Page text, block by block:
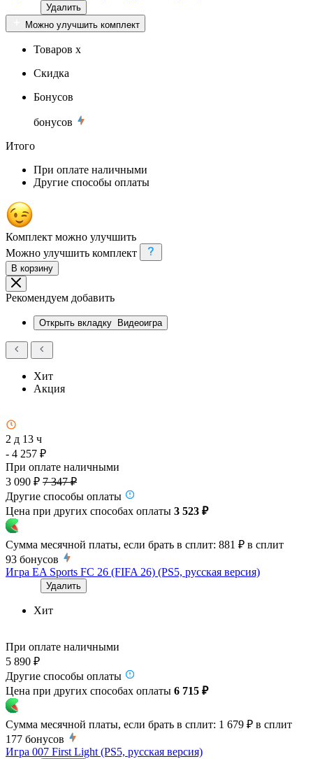
Удалить
Можно улучшить комплект
Товаров x
Скидка
Бонусов
бонусов
Итого
При оплате наличными
Другие способы оплаты
Комплект можно улучшить
Можно улучшить комплект
В корзину
Рекомендуем добавить
Открыть вкладку Видеоигра
Хит
Акция
2 д 13 ч
- 4 257 ₽
При оплате наличными
3 090 ₽ 7 347 ₽
Другие способы оплаты
Цена при других способах оплаты 3 523 ₽
Сумма месячной платы, если брать в сплит: 881 ₽ в сплит
93 бонусов
Игра EA Sports FC 26 (FIFA 26) (PS5, русская версия)
Удалить
Хит
При оплате наличными
5 890 ₽
Другие способы оплаты
Цена при других способах оплаты 6 715 ₽
Сумма месячной платы, если брать в сплит: 1 679 ₽ в сплит
177 бонусов
Игра 007 First Light (PS5, русская версия)